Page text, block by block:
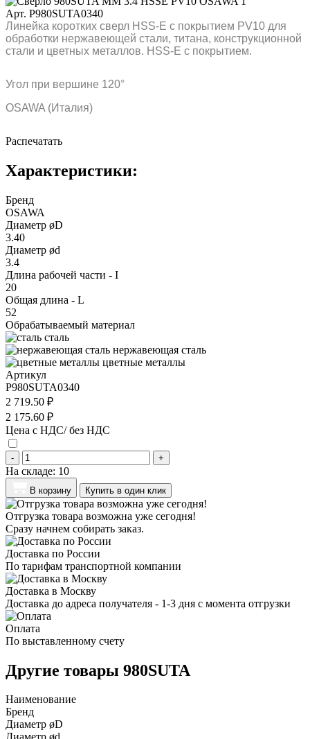
Арт. P980SUTA0340
Линейка коротких сверл HSS-E с покрытием PV10 для
обработки нержавеющей стали, титана, конструкционной
стали и цветных металлов. HSS-E с покрытием.
Угол при вершине 120°
OSAWA (Италия)
Распечатать
Характеристики:
Бренд
OSAWA
Диаметр øD
3.40
Диаметр ød
3.4
Длина рабочей части - I
20
Общая длина - L
52
Обрабатываемый материал
сталь
нержавеющая сталь
цветные металлы
Артикул
P980SUTA0340
2 719.50 ₽
2 175.60 ₽
Цена с НДС/ без НДС
- +
На складе: 10
В корзину Купить в один клик
Отгрузка товара возможна уже сегодня!
Сразу начнем собирать заказ.
Доставка по России
По тарифам транспортной компании
Доставка в Москву
Доставка до адреса получателя - 1-3 дня с момента отгрузки
Оплата
По выставленному счету
Другие товары 980SUTA
Наименование
Бренд
Диаметр øD